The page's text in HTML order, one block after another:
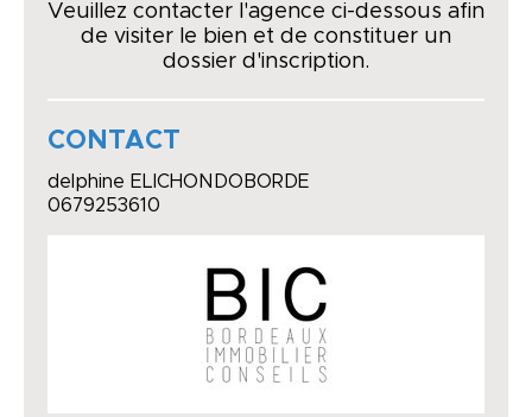
Veuillez contacter l'agence ci-dessous afin
de visiter le bien et de constituer un
dossier d'inscription.
CONTACT
delphine ELICHONDOBORDE
0679253610